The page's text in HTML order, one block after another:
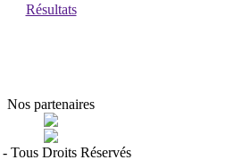
Résultats
Nos partenaires
Tous Droits Réservés